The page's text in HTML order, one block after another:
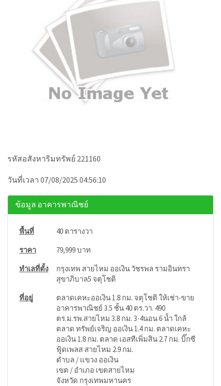
รหัสอสังหาริมทรัพย์ 221160
วันที่เวลา 07/08/2025 04:56:10
ข้อมูล อาคารพาณิชย์
พื้นที่
40 ตารางวา
ราคา
79,999 บาท
ทำเลที่ตั้ง
กรุงเทพ สายไหม ออเงิน วัชรพล รามอินทรา
สุขาภิบาล​5​ จตุโชติ
ที่อยู่
ตลาดเคหะออเงิน 1.8 กม. จตุโชติ ให้เช่า-ขาย
อาคารพาณิชย์ 3.5 ชั้น 40 ตร.วา. 490
ตร.ม.รพ.สายไหม 3.8 กม. 3-4นอน 6 น้ำ ใกล้
ตลาด ทรัพย์เจริญ ออเงิน 1.4 กม. ตลาดเคหะ
ออเงิน 1.8 กม. ตลาด เอสทีเพิ่มสิน 2.7 กม. บิ๊กซี
ฟู้ดเพลส สายไหม 2.9 กม.
ตำบล / แขวง ออเงิน
เขต / อำเภอ เขตสายไหม
จังหวัด กรุงเทพมหานคร